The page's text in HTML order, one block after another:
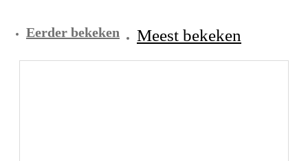
Eerder bekeken Meest bekeken